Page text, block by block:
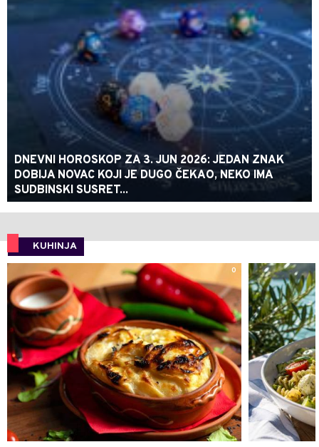
DNEVNI HOROSKOP ZA 3. JUN 2026: JEDAN ZNAK
DOBIJA NOVAC KOJI JE DUGO ČEKAO, NEKO IMA
SUDBINSKI SUSRET...
KUHINJA
0